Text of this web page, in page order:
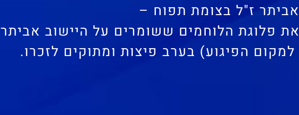
פלוגת הלוחמים ששומרים על היישוב אביתר
הפיגוע) בערב פיצות ומתוקים לזכרו.